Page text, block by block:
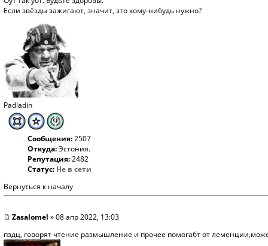
Если звёзды зажигают, значит, это кому-нибудь нужно?
Padladin
Сообщения:2507
Откуда:Эстония.
Репутация:2482
Статус: Не в сети
Вернуться к началу
Zasalomel » 08 апр 2022, 13:03
пздц, говорят чтение размышление и прочее помогабт от